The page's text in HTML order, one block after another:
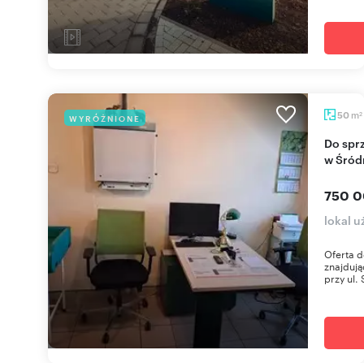
WYRÓŻNIONE 50 m2
Do sprzedania wyposażony lokal usługowy 50 m²
w
750
lokal
Oferta
przy ul.